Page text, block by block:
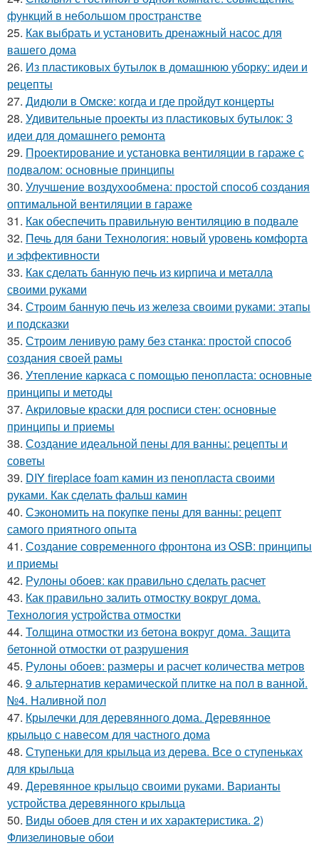
функций в небольшом пространстве
25. Как выбрать и установить дренажный насос для
вашего дома
26. Из пластиковых бутылок в домашнюю уборку: идеи и
рецепты
27. Дидюли в Омске: когда и где пройдут концерты
28. Удивительные проекты из пластиковых бутылок: 3
идеи для домашнего ремонта
29. Проектирование и установка вентиляции в гараже с
подвалом: основные принципы
30. Улучшение воздухообмена: простой способ создания
оптимальной вентиляции в гараже
31. Как обеспечить правильную вентиляцию в подвале
32. Печь для бани Технология: новый уровень комфорта
и эффективности
33. Как сделать банную печь из кирпича и металла
своими руками
34. Строим банную печь из железа своими руками: этапы
и подсказки
35. Строим ленивую раму без станка: простой способ
создания своей рамы
36. Утепление каркаса с помощью пенопласта: основные
принципы и методы
37. Акриловые краски для росписи стен: основные
принципы и приемы
38. Создание идеальной пены для ванны: рецепты и
советы
39. DIY fireplace foam камин из пенопласта своими
руками. Как сделать фальш камин
40. Сэкономить на покупке пены для ванны: рецепт
самого приятного опыта
41. Создание современного фронтона из OSB: принципы
и приемы
42. Рулоны обоев: как правильно сделать расчет
43. Как правильно залить отмостку вокруг дома.
Технология устройства отмостки
44. Толщина отмостки из бетона вокруг дома. Защита
бетонной отмостки от разрушения
45. Рулоны обоев: размеры и расчет количества метров
46. 9 альтернатив керамической плитке на пол в ванной.
№4. Наливной пол
47. Крылечки для деревянного дома. Деревянное
крыльцо с навесом для частного дома
48. Ступеньки для крыльца из дерева. Все о ступеньках
для крыльца
49. Деревянное крыльцо своими руками. Варианты
устройства деревянного крыльца
50. Виды обоев для стен и их характеристика. 2)
Флизелиновые обои